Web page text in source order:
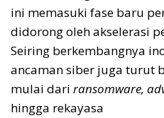
ini memasuki fase baru
didorong oleh akselerasi
Seiring berkembangnya
ancaman siber juga turut
mulai dari ransomware,
hingga rekayasa